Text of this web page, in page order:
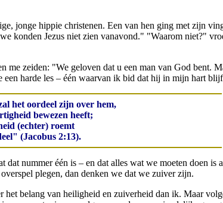
jonge hippie christenen. Een van hen ging met zijn
konden Jezus niet zien vanavond." "Waarom niet?"
me zeiden: "We geloven dat u een man van God bent.
harde les – één waarvan ik bid dat hij in mijn hart
het oordeel zijn over hem,
bewezen heeft;
(echter) roemt
(Jacobus 2:13).
nummer één is – en dat alles wat we moeten doen is
plegen, dan denken we dat we zuiver zijn.
belang van heiligheid en zuiverheid dan ik. Maar